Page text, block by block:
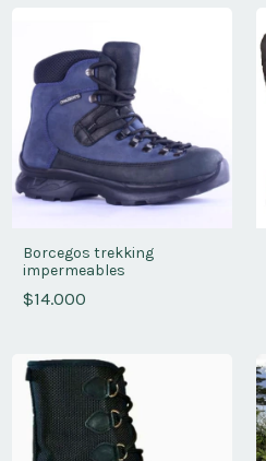
Borcegos trekking
impermeables
$14.000